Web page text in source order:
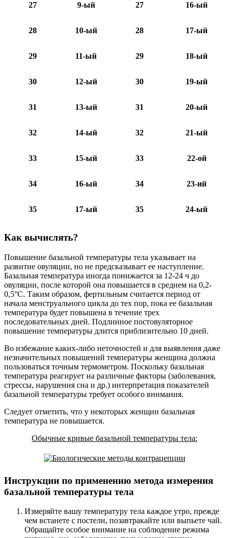
27 9-ый 27 16-ый
28 10-ый 28 17-ый
29 11-ый 29 18-ый
30 12-ый 30 19-ый
31 13-ый 31 20-ый
32 14-ый 32 21-ый
33 15-ый 33 22-ой
34 16-ый 34 23-ий
35 17-ый 35 24-ый
Как вычислять?
Повышение базальной температуры тела указывает на
развитие овуляции, но не предсказывает ее наступление.
Базальная температура иногда понижается за 12-24 ч до
овуляции, после которой она повышается в среднем на 0,2-
0,5°С. Таким образом, фертильным считается период от
начала менструального цикла до тех пор, пока ее базальная
температура будет повышена в течение трех
последовательных дней. Подлинное постовуляторное
повышение температуры длится приблизительно 10 дней.
Во избежание каких-либо неточностей и для выявления даже
незначительных повышений температуры женщина должна
пользоваться точным термометром. Поскольку базальная
температура реагирует на различные факторы (заболевания,
стрессы, нарушения сна и др.) интерпретация показателей
базальной температуры требует особого внимания.
Следует отметить, что у некоторых женщин базальная
температура не повышается.
Обычные кривые базальной температуры тела:
Инструкции по применению метода измерения
базальной температуры тела
Измеряйте вашу температуру тела каждое утро, прежде
чем встанете с постели, позавтракайте или выпьете чай.
Обращайте особое внимание на соблюдение режима